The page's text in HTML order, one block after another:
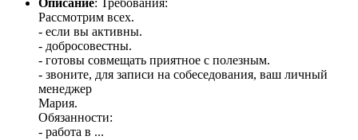
Описание: Требования:
Рассмотрим всех.
- если вы активны.
- добросовестны.
- готовы совмещать приятное с полезным.
- звоните, для записи на собеседования, ваш личный
менеджер
Мария.
Обязанности:
- работа в ...